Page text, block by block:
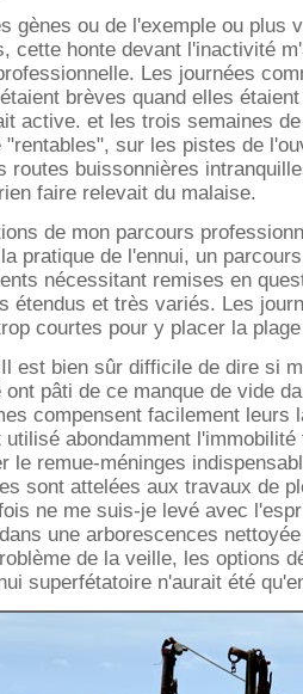
gènes ou de l'exemple ou plus
cette honte devant l'inactivité
Les journées
brèves quand elles
active. et les trois semaines
"rentables", sur les pistes de
routes buissonnières
faire relevait du malaise.
de mon parcours
pratique de l'ennui, un
nécessitant remises en
étendus et très variés. Les
courtes pour y placer la
est bien sûr difficile de dire si
pâti de ce manque de vide
compensent facilement leurs
utilisé abondamment
le remue-méninges
sont attelées aux travaux de
ne me suis-je levé avec
une arborescences
de la veille, les options
superfétatoire n'aurait été